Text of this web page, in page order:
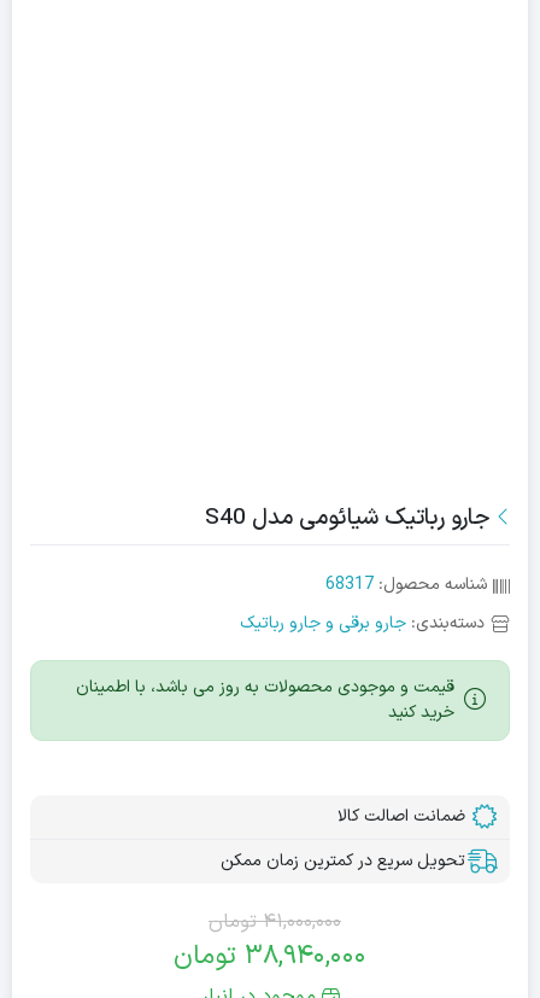
جارو رباتیک شیائومی مدل S40
شناسه محصول: 68317
دسته‌بندی: جارو برقی و جارو رباتیک
قیمت و موجودی محصولات به روز می باشد، با اطمینان
خرید کنید
ضمانت اصالت کالا
تحویل سریع در کمترین زمان ممکن
41,000,000 تومان
قیمت
38,940,000 تومان